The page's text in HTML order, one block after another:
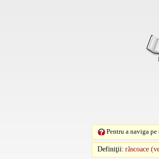
Pentru a naviga
Definiţii: răscoace